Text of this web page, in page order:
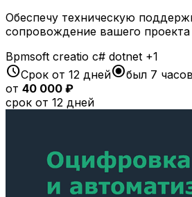
Обеспечу техническую
сопровождение вашего проекта
Bpmsoft creatio c# dotnet +1
scheduleСрок от 12 днейradio_button_checkedбыл 7
от 40 000 ₽
срок от 12 дней